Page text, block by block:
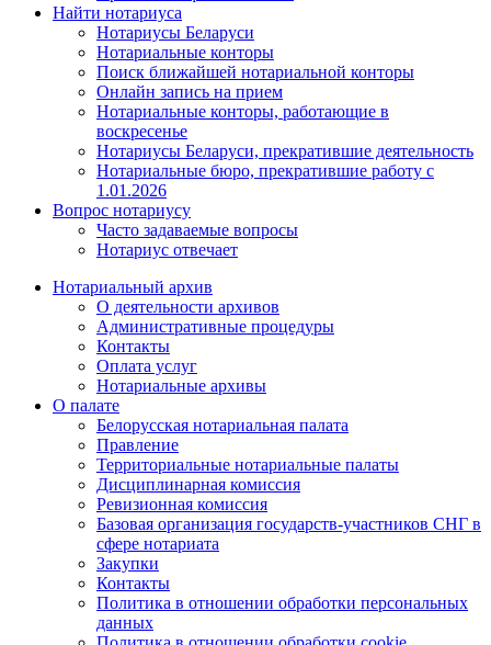
Найти нотариуса
Нотариусы Беларуси
Нотариальные конторы
Поиск ближайшей нотариальной конторы
Онлайн запись на прием
Нотариальные конторы, работающие в
воскресенье
Нотариусы Беларуси, прекратившие деятельность
Нотариальные бюро, прекратившие работу с
1.01.2026
Вопрос нотариусу
Часто задаваемые вопросы
Нотариус отвечает
Нотариальный архив
О деятельности архивов
Административные процедуры
Контакты
Оплата услуг
Нотариальные архивы
О палате
Белорусская нотариальная палата
Правление
Территориальные нотариальные палаты
Дисциплинарная комиссия
Ревизионная комиссия
Базовая организация государств-участников СНГ в
сфере нотариата
Закупки
Контакты
Политика в отношении обработки персональных
данных